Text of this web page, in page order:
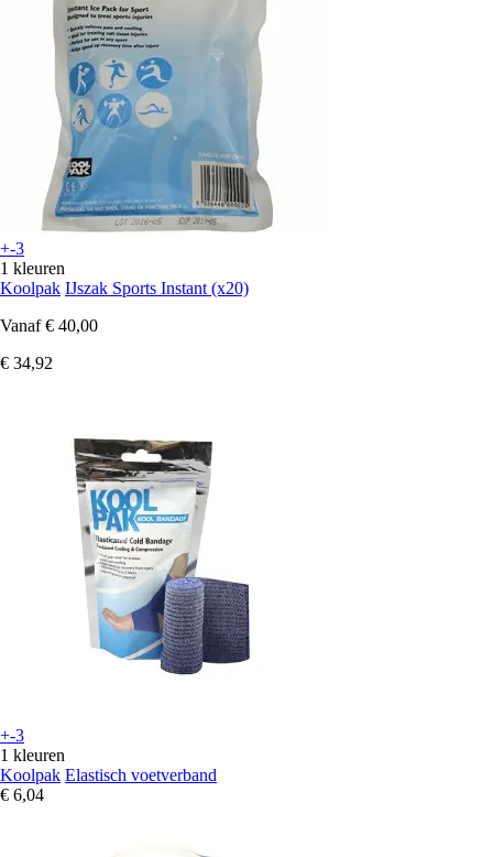
+-3
1 kleuren
Koolpak IJszak Sports Instant (x20)
Vanaf € 40,00
€ 34,92
+-3
1 kleuren
Koolpak Elastisch voetverband
€ 6,04